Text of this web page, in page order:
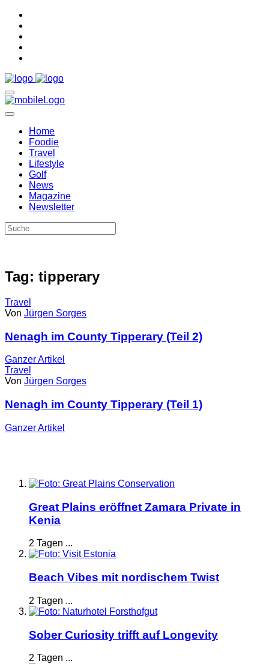
Home
Foodie
Travel
Lifestyle
Golf
News
Magazine
Newsletter
Tag: tipperary
Travel
Von Jürgen Sorges
Nenagh im County Tipperary (Teil 2)
GanzerArtikel
Travel
Von Jürgen Sorges
Nenagh im County Tipperary (Teil 1)
GanzerArtikel
Great Plains eröffnet Zamara Private in
Kenia
2 Tagen ...
Beach Vibes mit nordischem Twist
2 Tagen ...
Sober Curiosity trifft auf Longevity
2 Tagen ...